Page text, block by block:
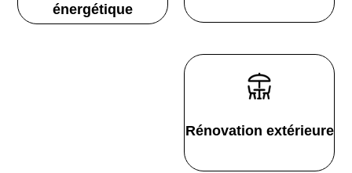
énergétique
Rénovation extérieure